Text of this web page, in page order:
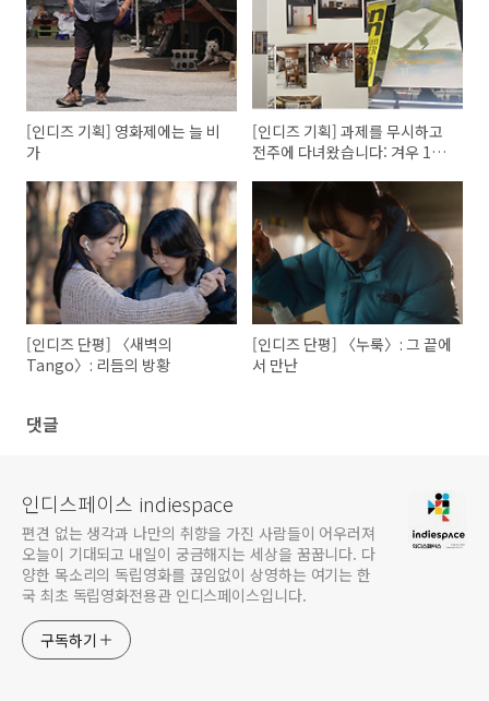
[인디즈 기획] 영화제에는 늘 비
가
[인디즈 기획] 과제를 무시하고
전주에 다녀왔습니다: 겨우 13
제영화제 방문기
[인디즈 단평] 〈새벽의
Tango〉: 리듬의 방황
[인디즈 단평] 〈누룩〉: 그 끝에
서 만난
댓글
인디스페이스 indiespace
편견 없는 생각과 나만의 취향을 가진 사람들이 어우러져
오늘이 기대되고 내일이 궁금해지는 세상을 꿈꿉니다. 다
양한 목소리의 독립영화를 끊임없이 상영하는 여기는 한
국 최초 독립영화전용관 인디스페이스입니다.
구독하기